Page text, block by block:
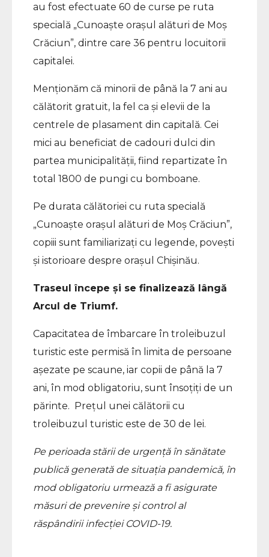
au fost efectuate 60 de curse pe ruta
specială „Cunoaște orașul alături de Moș
Crăciun”, dintre care 36 pentru locuitorii
capitalei.
Menționăm că minorii de până la 7 ani au
călătorit gratuit, la fel ca și elevii de la
centrele de plasament din capitală. Cei
mici au beneficiat de cadouri dulci din
partea municipalității, fiind repartizate în
total 1800 de pungi cu bomboane.
Pe durata călătoriei cu ruta specială
„Cunoaște orașul alături de Moș Crăciun”,
copiii sunt familiarizați cu legende, povești
și istorioare despre orașul Chișinău.
Traseul începe şi se finalizează lângă
Arcul de Triumf.
Capacitatea de îmbarcare în troleibuzul
turistic este permisă în limita de persoane
așezate pe scaune, iar copii de până la 7
ani, în mod obligatoriu, sunt însoțiți de un
părinte. Prețul unei călătorii cu
troleibuzul turistic este de 30 de lei.
Pe perioada stării de urgență în sănătate
publică generată de situația pandemică, în
mod obligatoriu urmează a fi asigurate
măsuri de prevenire și control al
răspândirii infecției COVID-19.